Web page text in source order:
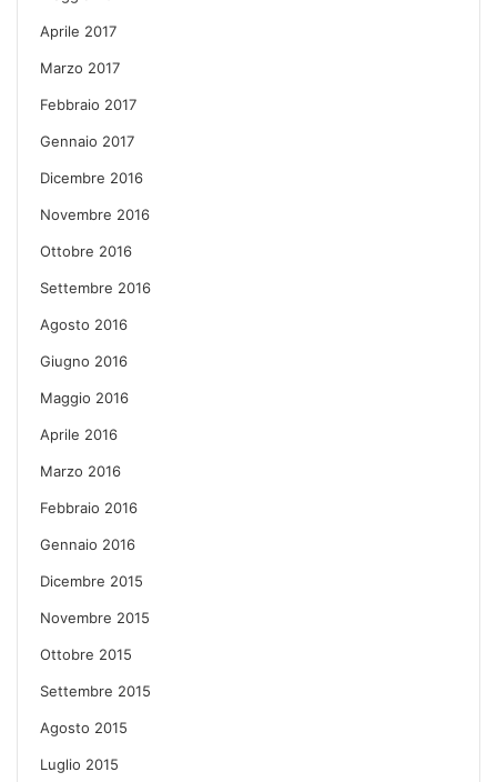
Aprile 2017
Marzo 2017
Febbraio 2017
Gennaio 2017
Dicembre 2016
Novembre 2016
Ottobre 2016
Settembre 2016
Agosto 2016
Giugno 2016
Maggio 2016
Aprile 2016
Marzo 2016
Febbraio 2016
Gennaio 2016
Dicembre 2015
Novembre 2015
Ottobre 2015
Settembre 2015
Agosto 2015
Luglio 2015